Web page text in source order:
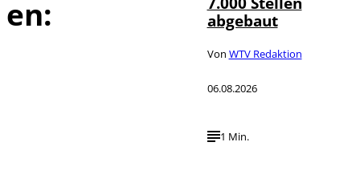
en:
abgebaut
Von WTV Redaktion
06.08.2026
1 Min.